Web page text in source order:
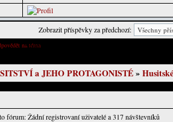
Zobrazit příspěvky za předchozí:
Stránka
a JEHO PROTAGONISTÉ»
fórum: Žádní registrovaní uživatelé a 317 návštevníků